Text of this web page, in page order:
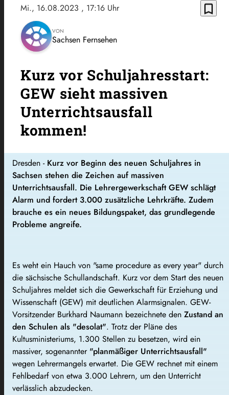
Mi., 16.08.2023 , 17:16 Uhr bookmark_border
VON
Sachsen Fernsehen
Kurz vor Schuljahresstart:
GEW sieht massiven
Unterrichtsausfall
kommen!
Dresden -Kurz vor Beginn des neuen Schuljahres in
Sachsen stehen die Zeichen auf massiven
Unterrichtsausfall. Die Lehrergewerkschaft GEW schlägt
Alarm und fordert 3.000 zusätzliche Lehrkräfte. Zudem
brauche es ein neues Bildungspaket, das grundlegende
Probleme angreife.
Es weht ein Hauch von "same procedure as every year" durch
die sächsische Schullandschaft. Kurz vor dem Start des neuen
Schuljahres meldet sich die Gewerkschaft für Erziehung und
Wissenschaft (GEW) mit deutlichen Alarmsignalen. GEW-
Vorsitzender Burkhard Naumann bezeichnete den Zustand an
den Schulen als "desolat". Trotz der Pläne des
Kultusministeriums, 1.300 Stellen zu besetzen, wird ein
massiver, sogenannter "planmäßiger Unterrichtsausfall"
wegen Lehrermangels erwartet. Die GEW rechnet mit einem
Fehlbedarf von etwa 3.000 Lehrern, um den Unterricht
verlässlich abzudecken.